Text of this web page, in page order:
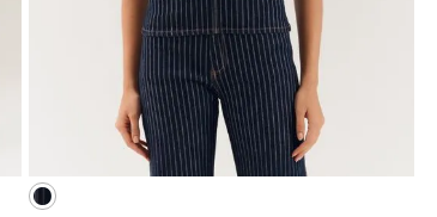
G GG
M
ADICIONAR À SACOLA